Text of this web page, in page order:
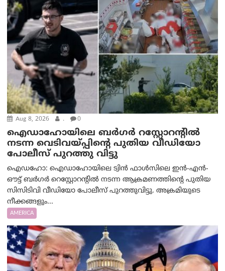
Aug 8, 2026 . 0
ഐഡാഹോയിലെ ബർഗർ റസ്റ്റോറന്റിൽ
നടന്ന വെടിവയ്പ്പിന്റെ പുതിയ വീഡിയോ
പോലീസ് പുറത്തു വിട്ടു
ഐഡഹോ: ഐഡാഹോയിലെ ട്വിൻ ഫാൾസിലെ ഇൻ-എൻ-
ഔട്ട് ബർഗർ റെസ്റ്റോറന്റിൽ നടന്ന ആക്രമണത്തിന്റെ പുതിയ
സിസിടിവി വീഡിയോ പോലീസ് പുറത്തുവിട്ടു. അക്രമിയുടെ
നീക്കങ്ങളും...
AMERICA